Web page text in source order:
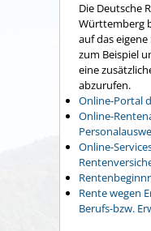
Die Deutsche
Württemberg
auf das
zum Beispiel
eine
abzurufen.
Online-Portal
Online-
Online-
Rente wegen
Berufs-bzw.